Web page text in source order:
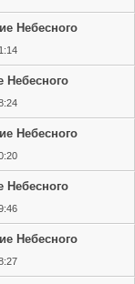
Небесного
Небесного
Небесного
Небесного
Небесного